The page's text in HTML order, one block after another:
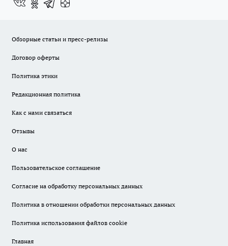
Обзорные статьи и пресс-релизы
Договор оферты
Политика этики
Редакционная политика
Как с нами связаться
Отзывы
О нас
Пользовательское соглашение
Согласие на обработку персональных данных
Политика в отношении обработки персональных данных
Политика использования файлов cookie
Главная